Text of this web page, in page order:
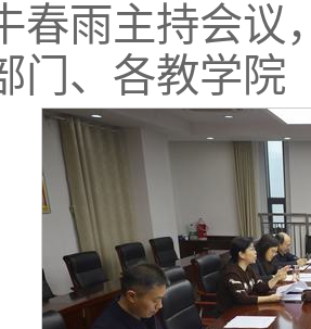
春雨主持会议
门、各教学院